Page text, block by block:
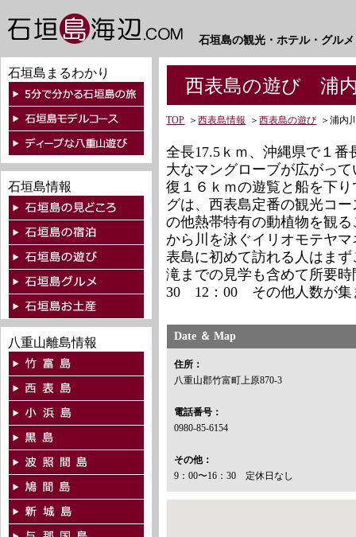
石垣島の観光・ホテル・グル
石垣島まるわかり
石垣島情報
八重山離島情報
西表島の遊び 浦
TOP ＞西表島情報 ＞西表島の遊び ＞浦内
全長17.5ｋｍ、沖縄県で１
大なマングローブが広がっ
復１６ｋｍの遊覧と船を下
グは、西表島定番の観光コ
の他熱帯特有の動植物を観
から川を泳ぐイリオモテヤ
表島に初めて訪れる人はま
滝までの見学も含めて所要
30 12：00 その他人数が集
Date ＆ Map
住所：
八重山郡竹富町上原870-3
電話番号：
0980-85-6154
その他：
9：00〜16：30 定休日なし